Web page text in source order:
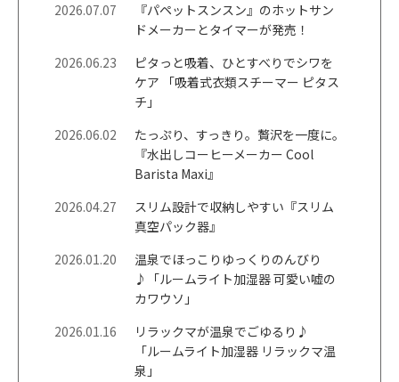
2026.07.07
『パペットスンスン』のホットサン
ドメーカーとタイマーが発売！
2026.06.23
ピタっと吸着、ひとすべりでシワを
ケア 「吸着式衣類スチーマー ピタス
チ」
2026.06.02
たっぷり、すっきり。贅沢を一度に。
『水出しコーヒーメーカー Cool
Barista Maxi』
2026.04.27
スリム設計で収納しやすい『スリム
真空パック器』
2026.01.20
温泉でほっこりゆっくりのんびり
♪「ルームライト加湿器 可愛い嘘の
カワウソ」
2026.01.16
リラックマが温泉でごゆるり♪
「ルームライト加湿器 リラックマ温
泉」